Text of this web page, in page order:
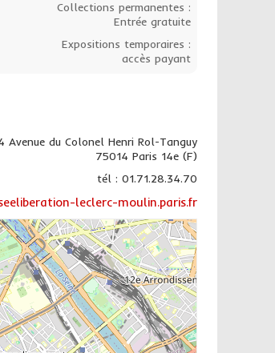
Collections permanentes :
Entrée gratuite
Expositions temporaires :
accès payant
Avenue du Colonel Henri Rol-Tanguy
75014 Paris 14e (F)
tél : 01.71.28.34.70
leclerc-moulin.paris.fr